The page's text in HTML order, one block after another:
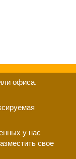
офиса.
у нас
свое